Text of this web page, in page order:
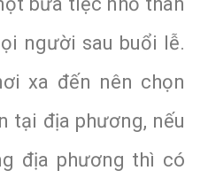
người sau buổi lễ.
xa đến nên chọn
tại địa phương, nếu
địa phương thì có